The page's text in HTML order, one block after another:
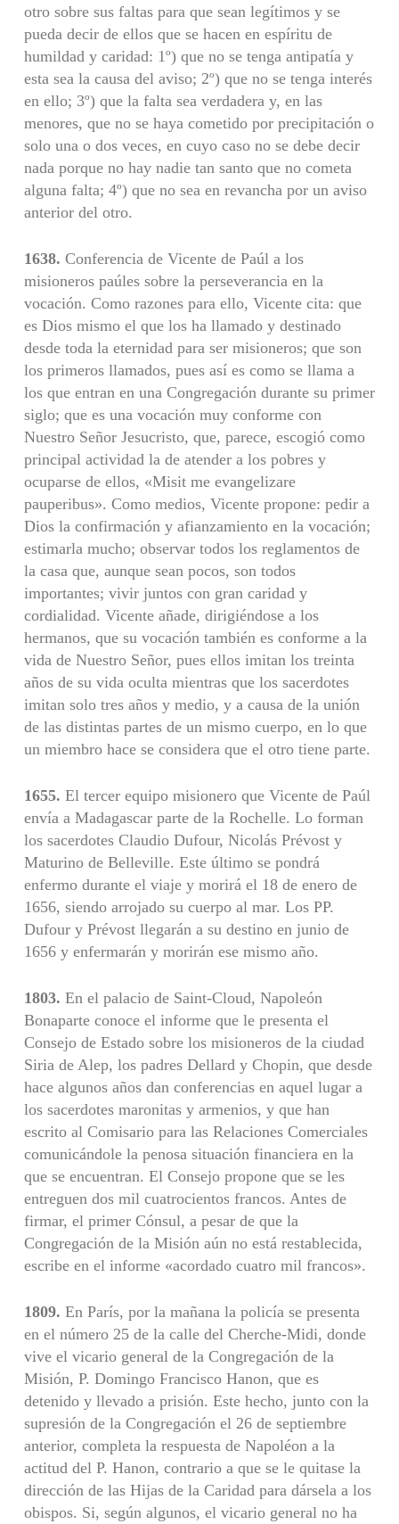
otro sobre sus faltas para que sean legítimos y se
pueda decir de ellos que se hacen en espíritu de
humildad y caridad: 1º) que no se tenga antipatía y
esta sea la causa del aviso; 2º) que no se tenga interés
en ello; 3º) que la falta sea verdadera y, en las
menores, que no se haya cometido por precipitación o
solo una o dos veces, en cuyo caso no se debe decir
nada porque no hay nadie tan santo que no cometa
alguna falta; 4º) que no sea en revancha por un aviso
anterior del otro.
1638. Conferencia de Vicente de Paúl a los
misioneros paúles sobre la perseverancia en la
vocación. Como razones para ello, Vicente cita: que
es Dios mismo el que los ha llamado y destinado
desde toda la eternidad para ser misioneros; que son
los primeros llamados, pues así es como se llama a
los que entran en una Congregación durante su primer
siglo; que es una vocación muy conforme con
Nuestro Señor Jesucristo, que, parece, escogió como
principal actividad la de atender a los pobres y
ocuparse de ellos, «Misit me evangelizare
pauperibus». Como medios, Vicente propone: pedir a
Dios la confirmación y afianzamiento en la vocación;
estimarla mucho; observar todos los reglamentos de
la casa que, aunque sean pocos, son todos
importantes; vivir juntos con gran caridad y
cordialidad. Vicente añade, dirigiéndose a los
hermanos, que su vocación también es conforme a la
vida de Nuestro Señor, pues ellos imitan los treinta
años de su vida oculta mientras que los sacerdotes
imitan solo tres años y medio, y a causa de la unión
de las distintas partes de un mismo cuerpo, en lo que
un miembro hace se considera que el otro tiene parte.
1655. El tercer equipo misionero que Vicente de Paúl
envía a Madagascar parte de la Rochelle. Lo forman
los sacerdotes Claudio Dufour, Nicolás Prévost y
Maturino de Belleville. Este último se pondrá
enfermo durante el viaje y morirá el 18 de enero de
1656, siendo arrojado su cuerpo al mar. Los PP.
Dufour y Prévost llegarán a su destino en junio de
1656 y enfermarán y morirán ese mismo año.
1803. En el palacio de Saint-Cloud, Napoleón
Bonaparte conoce el informe que le presenta el
Consejo de Estado sobre los misioneros de la ciudad
Siria de Alep, los padres Dellard y Chopin, que desde
hace algunos años dan conferencias en aquel lugar a
los sacerdotes maronitas y armenios, y que han
escrito al Comisario para las Relaciones Comerciales
comunicándole la penosa situación financiera en la
que se encuentran. El Consejo propone que se les
entreguen dos mil cuatrocientos francos. Antes de
firmar, el primer Cónsul, a pesar de que la
Congregación de la Misión aún no está restablecida,
escribe en el informe «acordado cuatro mil francos».
1809. En París, por la mañana la policía se presenta
en el número 25 de la calle del Cherche-Midi, donde
vive el vicario general de la Congregación de la
Misión, P. Domingo Francisco Hanon, que es
detenido y llevado a prisión. Este hecho, junto con la
supresión de la Congregación el 26 de septiembre
anterior, completa la respuesta de Napoléon a la
actitud del P. Hanon, contrario a que se le quitase la
dirección de las Hijas de la Caridad para dársela a los
obispos. Si, según algunos, el vicario general no ha